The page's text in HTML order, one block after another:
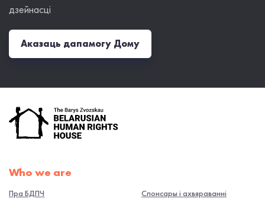
дзейнасці
Аказаць дапамогу Дому
Who we are
Пра БДПЧ
Спонсары і ахвяраванні